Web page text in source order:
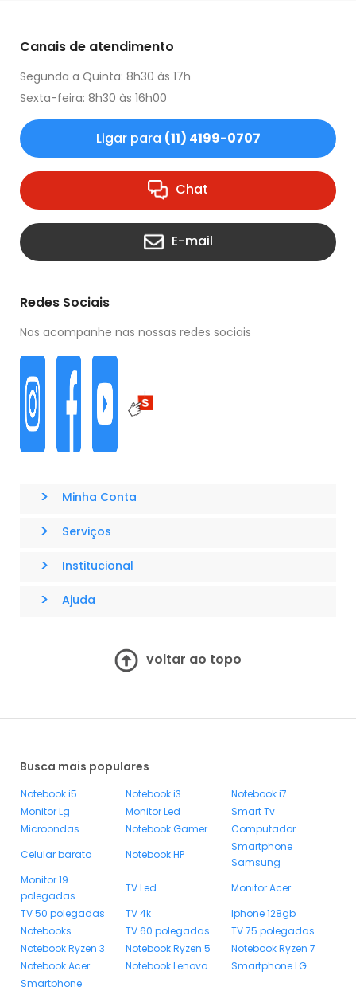
Canais de atendimento
Segunda a Quinta: 8h30 às 17h
Sexta-feira: 8h30 às 16h00
Ligar para (11) 4199-0707
Chat
E-mail
Redes Sociais
Nos acompanhe nas nossas redes sociais
> Minha Conta
> Serviços
> Institucional
> Ajuda
voltar ao topo
Busca mais populares
Notebook i5 Notebook i3
Notebook i7
Monitor Lg
Monitor Led
Smart Tv
Microondas
Notebook Gamer
Computador
Celular barato
Notebook HP
Smartphone
Samsung
Monitor 19
polegadas
TV Led
Monitor Acer
TV 50 polegadas
TV 4k
Iphone 128gb
Notebooks
TV 60 polegadas
TV 75 polegadas
Notebook Ryzen 3
Notebook Ryzen 5
Notebook Ryzen 7
Notebook Acer
Notebook Lenovo
Smartphone LG
Smartphone